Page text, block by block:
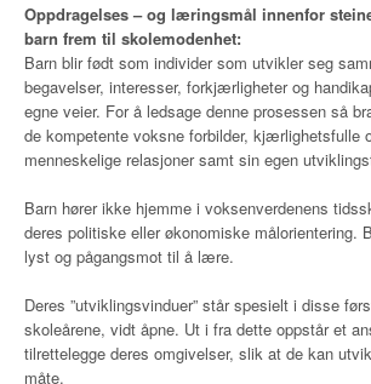
Oppdragelses – og læringsmål innenfor
barn frem til skolemodenhet:
Barn blir født som individer som utvikler seg
begavelser, interesser, forkjærligheter og
egne veier. For å ledsage denne prosessen så
de kompetente voksne forbilder, kjærlighetsfulle
menneskelige relasjoner samt sin egen
Barn hører ikke hjemme i voksenverdenens
deres politiske eller økonomiske målorientering.
lyst og pågangsmot til å lære.
Deres ”utviklingsvinduer” står spesielt i disse
skoleårene, vidt åpne. Ut i fra dette oppstår et
tilrettelegge deres omgivelser, slik at de kan
måte.